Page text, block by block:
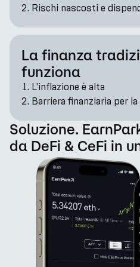
Rischi nascosti e
La finanza
funziona
L'inflazione è alta
Barriera finanziaria per
Soluzione.
da DeFi & CeFi in